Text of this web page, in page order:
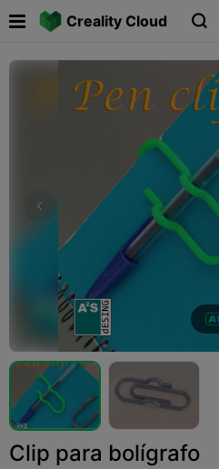
Creality Cloud 
Clip para bolígrafo